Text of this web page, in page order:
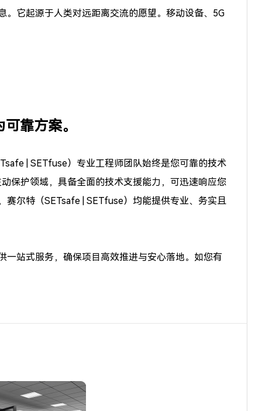
它起源于人类对远距离交流的愿望。移动设备、5G
靠方案。
| SETfuse）专业工程师团队始终是您可靠的技术
保护领域，具备全面的技术支援能力，可迅速响应您
尔特（SETsafe | SETfuse）均能提供专业、务实且
一站式服务，确保项目高效推进与安心落地。如您有